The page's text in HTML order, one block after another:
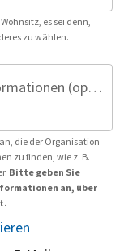
es sei denn,
zu wählen.
Zusätzliche Identifizierungsinformationen (optional)
die der Organisation
zu finden, wie z. B.
Bitte geben Sie
an, über